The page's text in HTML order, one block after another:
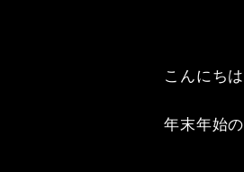
こんにちは
年末年始